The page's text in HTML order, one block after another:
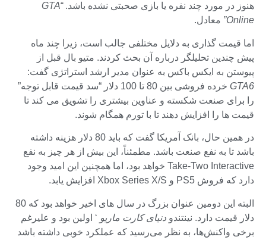
هنوز در مورد چند نفره یا بازی صحبتی نشده باشد. “GTA
Online” معادل.
اما قیمت گذاری به دلایل مختلفی جالب است، زیرا چند ماه
پیش چندین تحلیلگر درباره آن بحث کردند. متیو بال قبل از
پیوستن به ایکس باکس به عنوان مدیر ارشد استراتژی گفت:
GTA6
خرده فروشی بین 80 تا 100 دلار “سد قیمت قابل توجه”
را برای صنعت شکسته و عناوین بیشتری را تشویق می کند تا
قیمت ها را افزایش دهند تا با تورم همگام شوند.
در همین حال، بانک آمریکا گفت که باید 80 دلار هزینه داشته
باشد تا به نفع صنعت باشد. مطمئناً، این بیش از هر چیز به نفع
Take-Two Interactive خواهد بود، اما همچنین این امید وجود
دارد که فروش PS5 و Xbox Series X/S افزایش یابد.
البته این دومین عنوان بزرگ در سال های اخیر خواهد بود که 80
دلار قیمت دارد. نینتندو دنیای کارت ماریو ‘ اولین بود و علیرغم
برخی واکنش‌ها، به نظر می‌رسید که عملکرد خوبی داشته باشد